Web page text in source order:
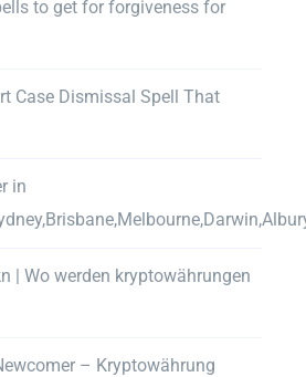
to get for forgiveness for
Case Dismissal Spell That
in
| Wo werden kryptowährungen
– Kryptowährung